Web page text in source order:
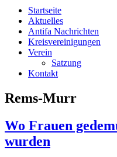
Startseite
Aktuelles
Antifa Nachrichten
Kreisvereinigungen
Verein
Satzung
Kontakt
Rems-Murr
Wo Frauen
wurden